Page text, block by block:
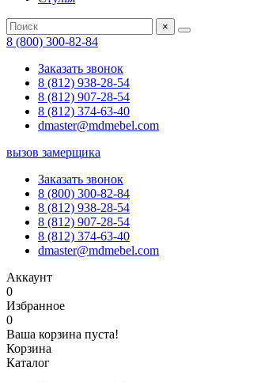
×
8 (800) 300-82-84
Заказать звонок
8 (812) 938-28-54
8 (812) 907-28-54
8 (812) 374-63-40
dmaster@mdmebel.com
вызов замерщика
Заказать звонок
8 (800) 300-82-84
8 (812) 938-28-54
8 (812) 907-28-54
8 (812) 374-63-40
dmaster@mdmebel.com
Аккаунт
0
Избранное
0
Ваша корзина пуста!
Корзина
Каталог